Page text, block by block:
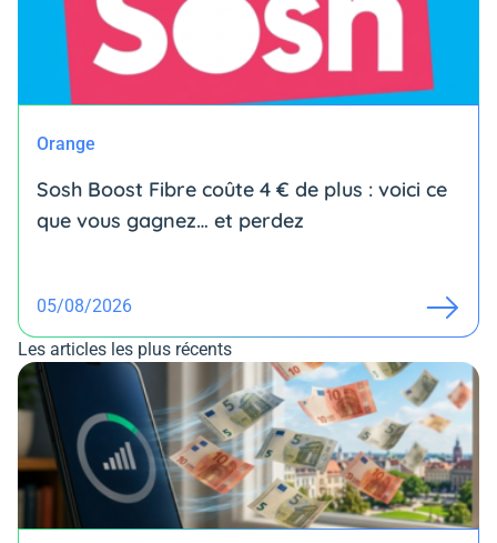
Orange
Sosh Boost Fibre coûte 4 € de plus : voici ce
que vous gagnez… et perdez
05/08/2026
Les articles les plus récents